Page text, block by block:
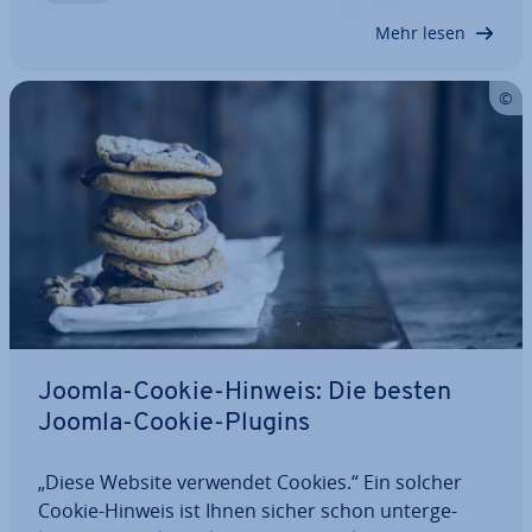
Mehr lesen
Joomla-Cookie-Hinweis: Die besten
Joomla-Cookie-Plugins
„Diese Website verwendet Cookies.“ Ein solcher
Cookie-Hinweis ist Ihnen sicher schon un­ter­ge­